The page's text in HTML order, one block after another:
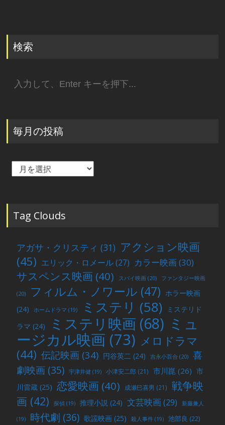
検索
索:
毎月の投稿
毎
稿
Tag Clouds
アガサ・クリスティ (31) アクション映画
(45) エリック・ロメール(27) カラー映画(30)
サスペンス映画 (40) スパイ映画 (20) ファンタジー映画
(20) フィルム・ノワール (47) ホラー映画
(24)
ホームドラマ (19) ミステリ (58)
ミステリド
ラマ (24) ミステリ映画 (68) ミュ
ージカル映画 (73) メロドラマ
(44) 伝記映画 (34) 円谷英二 (24) 吉永小百合 (20)
喜
劇映画 (35) 宇津井健 (19) 小津安二郎 (21) 市川崑 (26) 市
川雷蔵 (25) 恋愛映画 (40) 成瀬巳喜男 (21)
戦争映
画 (42) 探偵 (19) 推理小説 (24) 文芸映画(29) 新藤兼人
(19) 時代劇 (36) 歌謡映画 (25) 殺人事件 (19) 池部良 (22)